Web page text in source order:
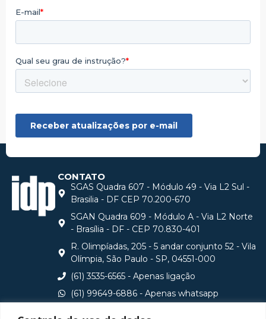
CONTATO
SGAS Quadra 607 - Módulo 49 - Via L2 Sul -
Brasilia - DF CEP 70.200-670
SGAN Quadra 609 - Módulo A - Via L2 Norte
- Brasília - DF - CEP 70.830-401
R. Olimpíadas, 205 - 5 andar conjunto 52 - Vila
Olímpia, São Paulo - SP, 04551-000
(61) 3535-6565 - Apenas ligação
(61) 99649-6886 - Apenas whatsapp